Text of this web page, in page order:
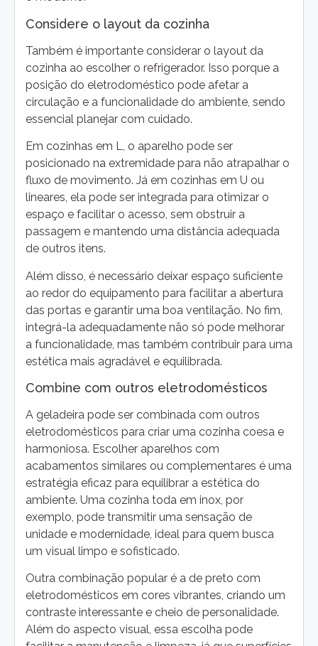
Considere o layout da cozinha
Também é importante considerar o layout da
cozinha ao escolher o refrigerador. Isso porque a
posição do eletrodoméstico pode afetar a
circulação e a funcionalidade do ambiente, sendo
essencial planejar com cuidado.
Em cozinhas em L, o aparelho pode ser
posicionado na extremidade para não atrapalhar o
fluxo de movimento. Já em cozinhas em U ou
lineares, ela pode ser integrada para otimizar o
espaço e facilitar o acesso, sem obstruir a
passagem e mantendo uma distância adequada
de outros itens.
Além disso, é necessário deixar espaço suficiente
ao redor do equipamento para facilitar a abertura
das portas e garantir uma boa ventilação. No fim,
integrá-la adequadamente não só pode melhorar
a funcionalidade, mas também contribuir para uma
estética mais agradável e equilibrada.
Combine com outros eletrodomésticos
A geladeira pode ser combinada com outros
eletrodomésticos para criar uma cozinha coesa e
harmoniosa. Escolher aparelhos com
acabamentos similares ou complementares é uma
estratégia eficaz para equilibrar a estética do
ambiente. Uma cozinha toda em inox, por
exemplo, pode transmitir uma sensação de
unidade e modernidade, ideal para quem busca
um visual limpo e sofisticado.
Outra combinação popular é a de preto com
eletrodomésticos em cores vibrantes, criando um
contraste interessante e cheio de personalidade.
Além do aspecto visual, essa escolha pode